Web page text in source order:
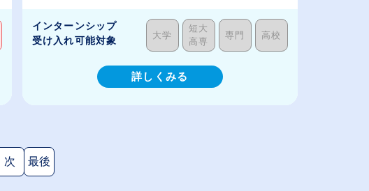
インターンシップ
受け入れ可能対象
大学
短大
高専
専門 高校
詳しくみる
次 最後